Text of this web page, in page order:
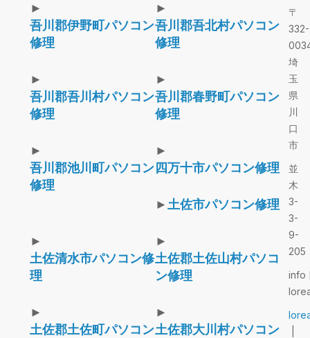
►
吾川郡伊野町パソコン
修理
►
吾川郡吾北村パソコン
修理
►
吾川郡吾川村パソコン
修理
►
吾川郡春野町パソコン
修理
►
吾川郡池川町パソコン
修理
►
四万十市パソコン修理
►土佐市パソコン修理
►
土佐清水市パソコン修
理
►
土佐郡土佐山村パソコ
ン修理
►
土佐郡土佐町パソコン
►
土佐郡大川村パソコン
〒
332-
埼
玉
県
川
口
市
並
木
3-
3-
9-
205
info